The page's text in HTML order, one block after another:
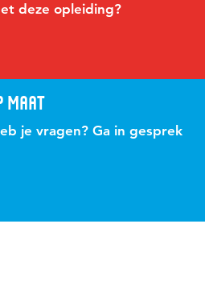
deze opleiding?
maat
je vragen? Ga in gesprek